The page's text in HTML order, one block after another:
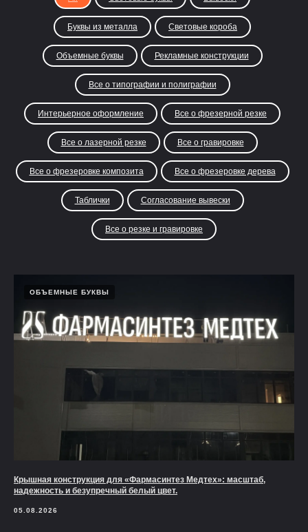
Буквы из металла Световые короба
Объемные буквы Рекламные конструкции
Все о типографии и полиграфии
Интерьерное оформление Все о фрезерной резке
Все о лазерной резке Все о гравировке
Все о фрезеровке композита Все о фрезеровке дерева
Таблички Согласование вывески
Все о резке и гравировке
ОБЪЕМНЫЕ БУКВЫ
Крышная конструкция для «Фармасинтез Медтех»: масштаб,
надежность и безупречный белый цвет.
05.08.2026